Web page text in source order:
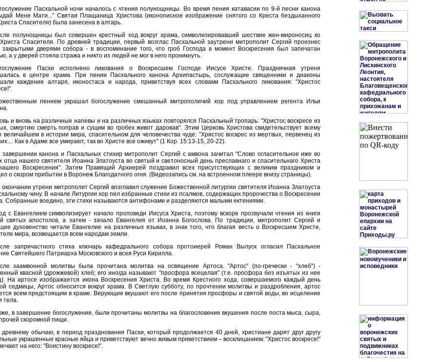
Пасхальной ночи началось с чтения полунощницы. Во время пения катавасии по 9-й песни канона
Мене Мати..." Святая Плащаница Христова (иконописное изображение снятого со Креста бездыханного
Спасителя) была занесена в алтарь.
полунощницы был совершен крестный ход вокруг храма, символизировавший шествие жен-мироносиц ко
Спасителя. По древней традиции, первый возглас Пасхальной заутрени митрополит Сергий произнес
закрытыми дверями собора - в воспоминание того, что гроб Господа в момент Воскресения был запечатан
а у дверей стояла стража и никто из людей не мог в него проникнуть.
Пасхи исполнено ликования о Воскресшем Господе Иисусе Христе. Праздничная утреня
в центре храма. При пении Пасхального канона Архипастырь, сослужащие священники и диаконы
каждение алтаря, иконостаса и народа, приветствуя всех словами Пасхального ликования: "Христос
пением украшал богослужение смешанный митрополичий хор под управлением регента Ильи
и вновь на различные напевы и на различных языках повторялся Пасхальный тропарь: "Христос воскресе из
смертию смерть поправ и сущим во гробех живот даровав". Этим Церковь Христова свидетельствует всему
величайшем в истории мира, спасительном для человечества чуде: "Христос воскрес из мертвых, первенец из
Как в Адаме все умирают, так во Христе все оживут" (1 Кор. 15:13-15, 20-22).
канона и Пасхальных стихир митрополит Сергий с амвона зачитал "Слово огласительное иже во
отца нашего святителя Иоанна Златоуста во святый и светоносный день преславнаго и спасительнаго Христа
Воскресения". Затем Правящий Архиерей поздравил всех присутствующих с великим праздником и
о скором прибытии в Воронеж Благодатного огня. (Видеозапись см. на встроенном плеере внизу страницы).
утрени митрополит Сергий возглавил служение Божественной литургии святителя Иоанна Златоуста
чину. В начале Литургии хор пел избранные стихи из псалмов, содержащих пророчества о Воскресении
Собранные воедино, эти стихи называются антифонами и разделяются малыми ектениями.
с Евангелием символизирует начало проповеди Иисуса Христа, поэтому вскоре прозвучали чтения из книги
святых апостолов, а затем - зачало Евангелия от Иоанна Богослова. По традиции, митрополит Сергий и
духовенство читали Евангелие на различных языках, в знак того, что благая весть о Воскресшем Христе,
мира, возвещается всем народам земли.
запричастного стиха ключарь кафедрального собора протоиерей Роман Вылуск огласил Пасхальное
Святейшего Патриарха Московского и всея Руси Кирилла.
заамвонной молитвы была прочитана молитва на освящение Артоса. "Артос" (по-гречески - "хлеб") -
квасной (дрожжевой) хлеб; его иногда называют "просфора всецелая" (т.е. просфора без изъятых из нее
На артосе изображается икона Воскресения Христа. Во время Крестного хода, совершаемого каждый день
седмицы, Артос обносится вокруг храма. В Светлую субботу, по прочтении молитвы и раздробления, артос
всем предстоящим в храме. Верующие вкушают его после принятия просфоры и святой воды, во исцеление
тела.
в завершение богослужения, были прочитаны молитвы на благословение вкушения после поста мыса, сыра,
скоромной пищи.
обычаю, в период празднования Пасхи, который продолжается 40 дней, христиане дарят друг другу
украшенные красные яйца и приветствуют вечно живым приветствием – восклицанием: "Христос воскресе!"
на него: "Воистину воскресе!".